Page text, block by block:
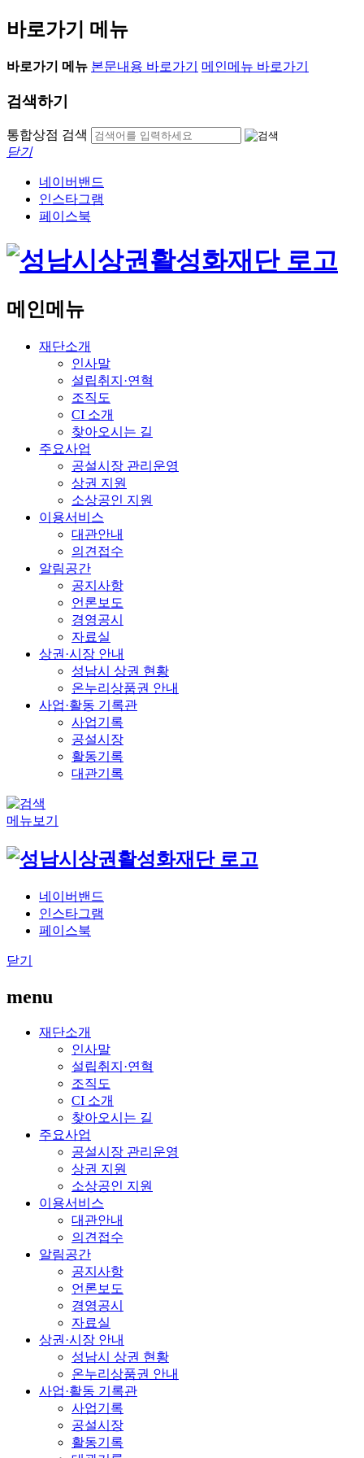
바로가기 메뉴
바로가기 메뉴 본문내용 바로가기 메인메뉴 바로가기
검색하기
통합상점 검색
닫기
네이버밴드
인스타그램
페이스북
메인메뉴
재단소개
인사말
설립취지·연혁
조직도
CI 소개
찾아오시는 길
주요사업
공설시장 관리운영
상권 지원
소상공인 지원
이용서비스
대관안내
의견접수
알림공간
공지사항
언론보도
경영공시
자료실
상권·시장 안내
성남시 상권 현황
온누리상품권 안내
사업·활동 기록관
사업기록
공설시장
활동기록
대관기록
메뉴보기
네이버밴드
인스타그램
페이스북
닫기
menu
재단소개
인사말
설립취지·연혁
조직도
CI 소개
찾아오시는 길
주요사업
공설시장 관리운영
상권 지원
소상공인 지원
이용서비스
대관안내
의견접수
알림공간
공지사항
언론보도
경영공시
자료실
상권·시장 안내
성남시 상권 현황
온누리상품권 안내
사업·활동 기록관
사업기록
공설시장
활동기록